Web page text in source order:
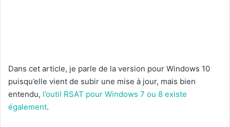
Dans cet article, je parle de la version pour Windows 10
puisqu’elle vient de subir une mise à jour, mais bien
entendu, l’outil RSAT pour Windows 7 ou 8 existe
également.